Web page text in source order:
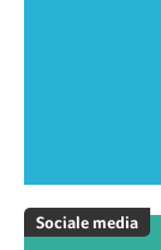
Sociale media